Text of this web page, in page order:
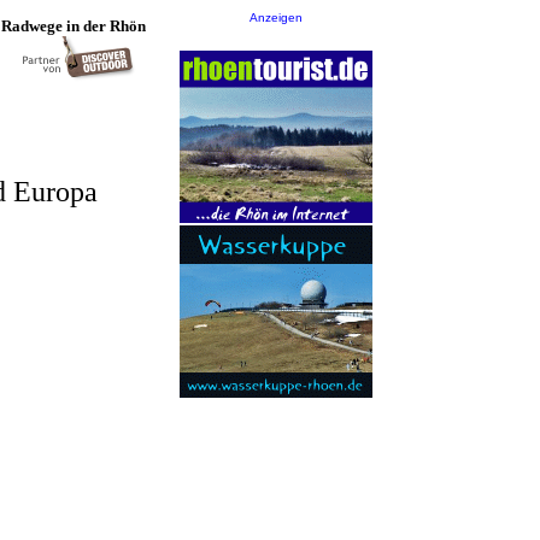
in der Rhön
Europa
Anzeigen